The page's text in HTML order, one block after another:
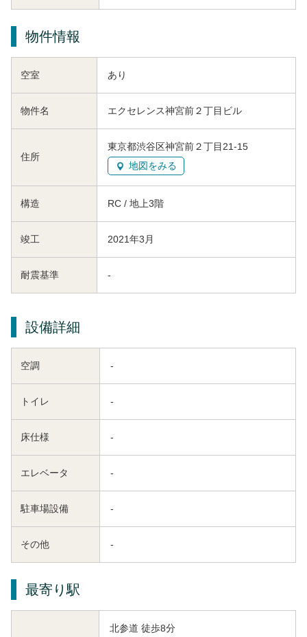
物件情報
空室 あり
物件名 エクセレンス神宮前２丁目ビル
住所
東京都渋谷区神宮前２丁目21-15
地図をみる
構造 RC / 地上3階
竣工 2021年3月
耐震基準 -
設備詳細
空調 -
トイレ -
床仕様 -
エレベータ -
駐車場設備 -
その他 -
最寄り駅
北参道 徒歩8分